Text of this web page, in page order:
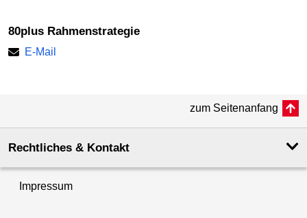
80plus Rahmenstrategie
E-Mail
zum Seitenanfang
Rechtliches & Kontakt
Impressum